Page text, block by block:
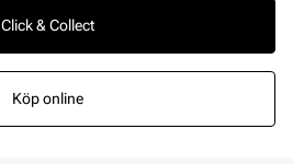
Click & Collect
Köp online